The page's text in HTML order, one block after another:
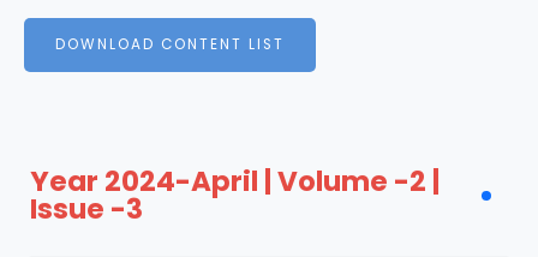
DOWNLOAD CONTENT LIST
Year 2024-April | Volume -2 |
Issue -3